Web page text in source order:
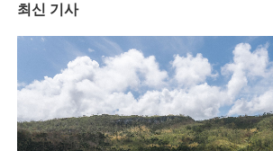
최신 기사